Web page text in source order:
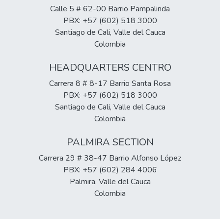
Calle 5 # 62-00 Barrio Pampalinda
PBX: +57 (602) 518 3000
Santiago de Cali, Valle del Cauca
Colombia
HEADQUARTERS CENTRO
Carrera 8 # 8-17 Barrio Santa Rosa
PBX: +57 (602) 518 3000
Santiago de Cali, Valle del Cauca
Colombia
PALMIRA SECTION
Carrera 29 # 38-47 Barrio Alfonso López
PBX: +57 (602) 284 4006
Palmira, Valle del Cauca
Colombia